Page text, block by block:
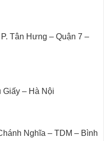
Tân Hưng – Quận 7 –
Giấy – Hà Nội
Nghĩa – TDM – Bình